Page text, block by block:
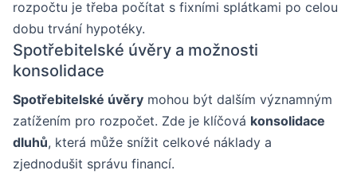
rozpočtu je třeba počítat s fixními splátkami po celou
dobu trvání hypotéky.
Spotřebitelské úvěry a možnosti
konsolidace
Spotřebitelské úvěry mohou být dalším významným
zatížením pro rozpočet. Zde je klíčová konsolidace
dluhů, která může snížit celkové náklady a
zjednodušit správu financí.